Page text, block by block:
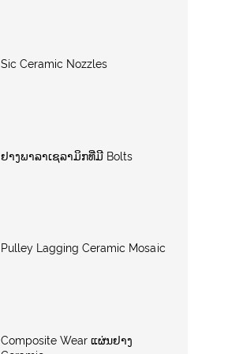
Sic Ceramic Nozzles
ຢາງພາລາເຊລາມິກທີ່ມີ Bolts
Pulley Lagging Ceramic Mosaic
Composite Wear ແຜ່ນຢາງ